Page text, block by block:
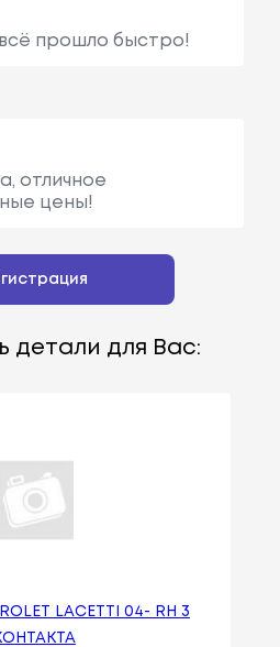
прошло быстро!
отличное
цены!
детали для Вас:
LACETTI 04- RH 3